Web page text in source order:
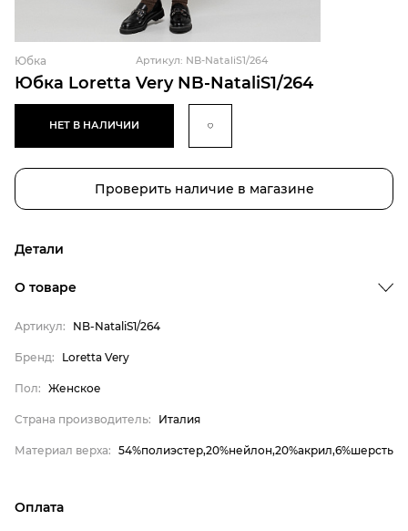
Юбка Loretta Very NB-NataliS1/264
Юбка Артикул: NB-NataliS1/264
НЕТ В НАЛИЧИИ
Проверить наличие в магазине
Детали
Бренд
Пол
Loretta Very
О товаре
Артикул: NB-NataliS1/264
Бренд: Loretta Very
Пол: Женское
Страна производитель: Италия
Материал верха: 54%полиэстер,20%нейлон,20%акрил,6%шерсть
Оплата